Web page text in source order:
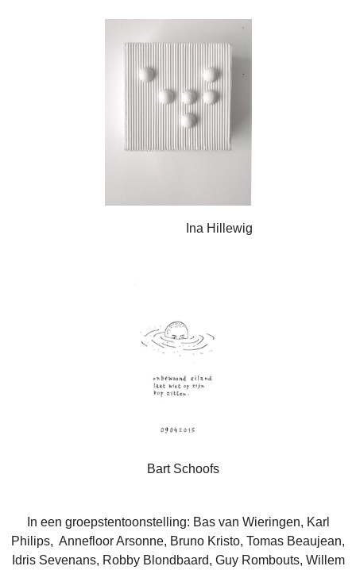
Ina Hillewig
Bart Schoofs
In een groepstentoonstelling: Bas van Wieringen, Karl
Philips, Annefloor Arsonne, Bruno Kristo, Tomas Beaujean,
Idris Sevenans, Robby Blondbaard, Guy Rombouts, Willem